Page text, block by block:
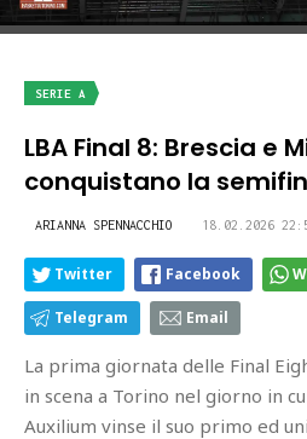
SERIE A
LBA Final 8: Brescia e
conquistano la
ARIANNA SPENNACCHIO 18.02.2026
Twitter Facebook
Telegram Email
La prima giornata delle Final
in scena a Torino nel giorno in
Auxilium vinse il suo primo ed